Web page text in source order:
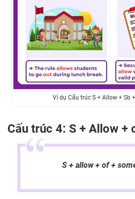
Ví dụ Cấu trúc S + Allow +
Cấu trúc 4: S + Allow +
S + allow + of +